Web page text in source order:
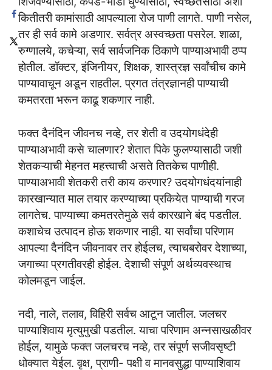
कितीतरी कामांसाठी आपल्याला रोज पाणी लागते. पाणी नसेल,
तर ही सर्व कामे अडणार. सर्वत्र अस्वच्छता पसरेल. शाळा,
रुग्णालये, कचेऱ्या, सर्व सार्वजनिक ठिकाणे पाण्याअभावी ठप्प
होतील. डॉक्टर, इंजिनीयर, शिक्षक, शास्त्रज्ञ सर्वांचीच कामे
पाण्यावाचून अडून राहतील. प्रगत तंत्रज्ञानही पाण्याची
कमतरता भरून काढू शकणार नाही.
फक्त दैनंदिन जीवनच नव्हे, तर शेती व उदयोगधंदेही
पाण्याअभावी कसे चालणार? शेतात पिके फुलण्यासाठी जशी
शेतकऱ्याची मेहनत महत्त्वाची असते तितकेच पाणीही.
पाण्याअभावी शेतकरी तरी काय करणार? उदयोगधंदयांनाही
कारखान्यात माल तयार करण्याच्या प्रकियेत पाण्याची गरज
लागतेच. पाण्याच्या कमतरतेमुळे सर्व कारखाने बंद पडतील.
कशाचेच उत्पादन होऊ शकणार नाही. या सर्वांचा परिणाम
आपल्या दैनंदिन जीवनावर तर होईलच, त्याचबरोवर देशाच्या,
जगाच्या प्रगतीवरही होईल. देशाची संपूर्ण अर्थव्यवस्थाच
कोलमडून जाईल.
नदी, नाले, तलाव, विहिरी सर्वच आटून जातील. जलचर
पाण्याशिवाय मृत्युमुखी पडतील. याचा परिणाम अन्नसाखळीवर
होईल, यामुळे फक्त जलचरच नव्हे, तर संपूर्ण सजीवसृष्टी
धोक्यात येईल. वृक्ष, प्राणी- पक्षी व मानवसुद्धा पाण्याशिवाय